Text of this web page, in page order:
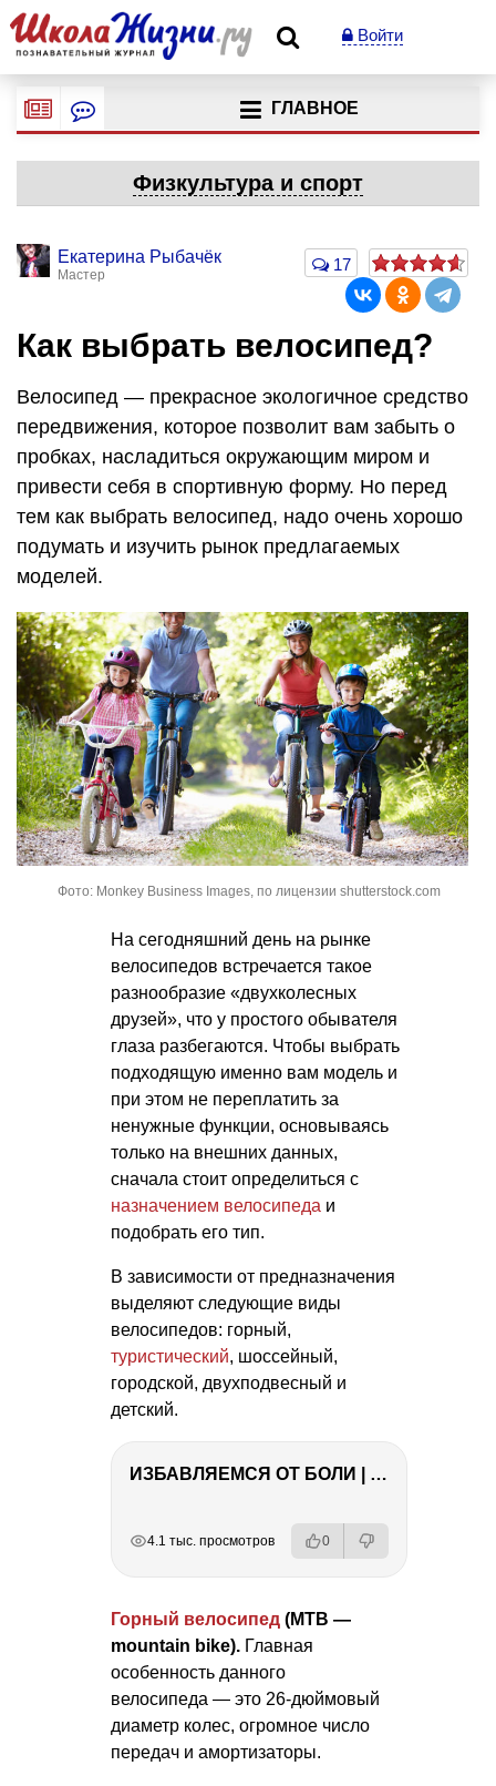
Войти
ГЛАВНОЕ
Физкультура и спорт
Екатерина Рыбачёк
Мастер
17
Как выбрать велосипед?
Велосипед — прекрасное экологичное средство
передвижения, которое позволит вам забыть о
пробках, насладиться окружающим миром и
привести себя в спортивную форму. Но перед
тем как выбрать велосипед, надо очень хорошо
подумать и изучить рынок предлагаемых
моделей.
Фото: Monkey Business Images, по лицензии shutterstock.com
На сегодняшний день на рынке
велосипедов встречается такое
разнообразие «двухколесных
друзей», что у простого обывателя
глаза разбегаются. Чтобы выбрать
подходящую именно вам модель и
при этом не переплатить за
ненужные функции, основываясь
только на внешних данных,
сначала стоит определиться с
назначением велосипеда и
подобрать его тип.
В зависимости от предназначения
выделяют следующие виды
велосипедов: горный,
туристический, шоссейный,
городской, двухподвесный и
детский.
ИЗБАВЛЯЕМСЯ ОТ БОЛИ | Важность режима и питания
4.1 тыс. просмотров 0
Горный велосипед (MTB —
mountain bike). Главная
особенность данного
велосипеда — это 26-дюймовый
диаметр колес, огромное число
передач и амортизаторы.